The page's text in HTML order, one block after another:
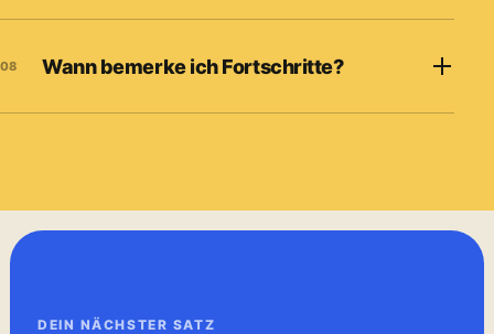
08 Wann bemerke ich Fortschritte?
DEIN NÄCHSTER SATZ